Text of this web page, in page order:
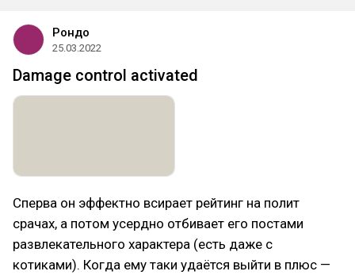
Рондо
25.03.2022
Damage control activated
Сперва он эффектно всирает рейтинг на полит
срачах, а потом усердно отбивает его постами
развлекательного характера (есть даже с
котиками). Когда ему таки удаётся выйти в плюс —